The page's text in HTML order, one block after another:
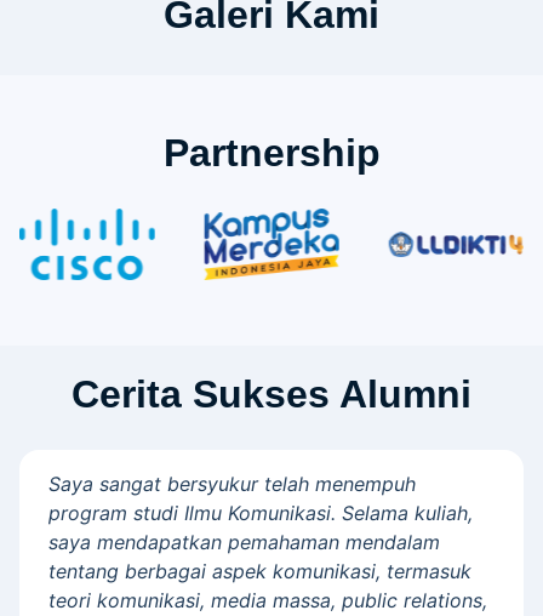
Galeri Kami
Partnership
Cerita Sukses Alumni
Saya sangat bersyukur telah menempuh
program studi Ilmu Komunikasi. Selama kuliah,
saya mendapatkan pemahaman mendalam
tentang berbagai aspek komunikasi, termasuk
teori komunikasi, media massa, public relations,